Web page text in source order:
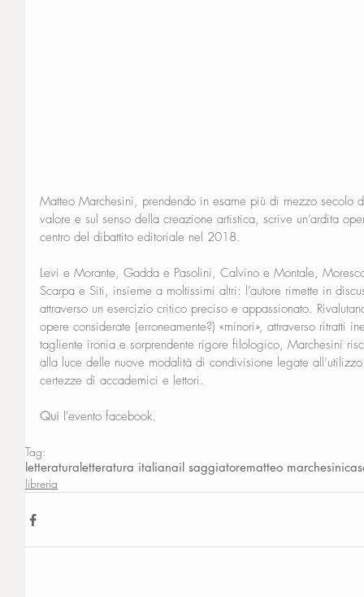
Matteo Marchesini, prendendo in esame più di mezzo secolo
valore e sul senso della creazione artistica, scrive un’ardita
centro del dibattito editoriale nel 2018.
Levi e Morante, Gadda e Pasolini, Calvino e Montale,
Scarpa e Siti, insieme a moltissimi altri: l’autore rimette in
attraverso un esercizio critico preciso e appassionato.
opere considerate (erroneamente?) «minori», attraverso ritratti
tagliente ironia e sorprendente rigore filologico, Marchesini
alla luce delle nuove modalità di condivisione legate
certezze di accademici e lettori.
Qui l'evento facebook.
Tag:
letteraturaletteratura italianail saggiatorematteo marchesini
libreria